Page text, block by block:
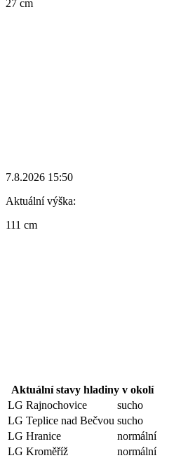
27 cm
7.8.2026 15:50
Aktuální výška:
111 cm
Aktuální stavy hladiny v okolí
LG Rajnochovice
sucho
LG Teplice nad Bečvou sucho
LG Hranice
normální
LG Kroměříž
normální